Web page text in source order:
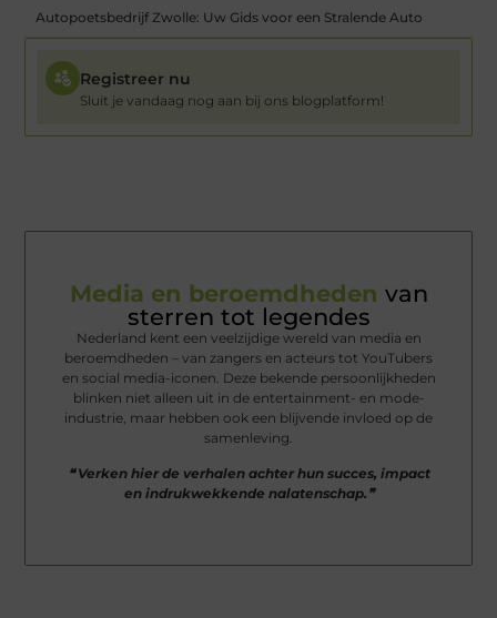
Autopoetsbedrijf Zwolle: Uw Gids voor een Stralende Auto
Registreer nu
Sluit je vandaag nog aan bij ons blogplatform!
Media en beroemdheden van
sterren tot legendes
Nederland kent een veelzijdige wereld van media en
beroemdheden – van zangers en acteurs tot YouTubers
en social media-iconen. Deze bekende persoonlijkheden
blinken niet alleen uit in de entertainment- en mode-
industrie, maar hebben ook een blijvende invloed op de
samenleving.
❝ Verken hier de verhalen achter hun succes, impact
en indrukwekkende nalatenschap.❞